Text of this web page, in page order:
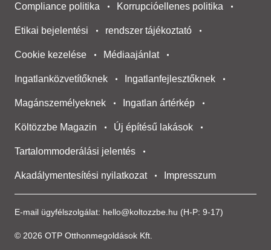
E-mail ügyfélszolgálat: hello@koltozzbe.hu (H-P: 9-17)
© 2026 OTP Otthonmegoldások Kft.
Compliance politika Korrupcióellenes politika
Etikai bejelentési rendszer tájékoztató
Cookie kezelése Médiaajánlat
Ingatlanközvetítőknek Ingatlanfejlesztőknek
Magánszemélyeknek Ingatlan ártérkép
Költözzbe Magazin Új építésű lakások
Tartalommoderálási jelentés
Akadálymentesítési nyilatkozat Impresszum